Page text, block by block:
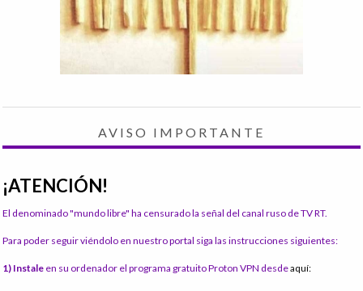
AVISO IMPORTANTE
¡ATENCIÓN!
El denominado "mundo libre" ha censurado la señal del canal ruso de TV RT.
Para poder seguir viéndolo en nuestro portal siga las instrucciones siguientes:
1) Instale en su ordenador el programa gratuito Proton VPN desdeaquí: